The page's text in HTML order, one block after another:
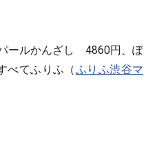
ールかんざし 4860円、ぽ
べてふりふ（ふりふ渋谷マ